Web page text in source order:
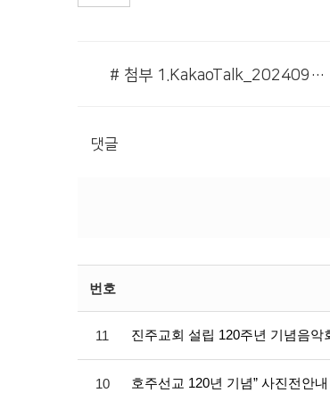
# 첨부 1.KakaoTalk_20240914_092154384.jpg
댓글
번호
11 진주교회 설립 120주년 기념음악
10 호주선교 120년 기념” 사진전안내